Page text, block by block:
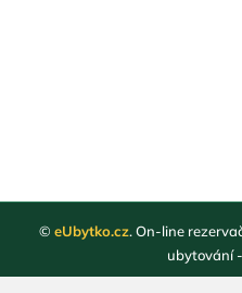
© eUbytko.cz. On-line
ubytování -